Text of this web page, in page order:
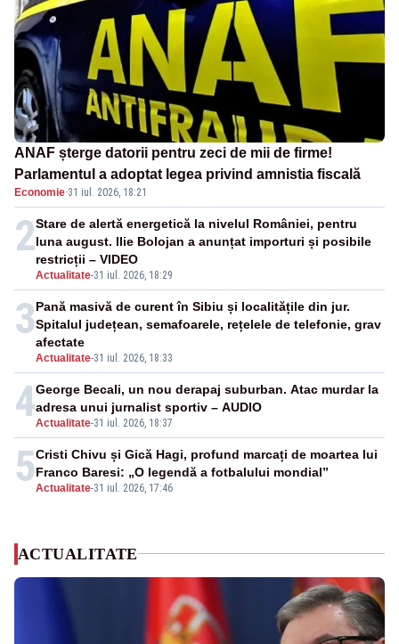
ANAF șterge datorii pentru zeci de mii de firme!
Parlamentul a adoptat legea privind amnistia fiscală
Economie·31 iul. 2026, 18:21
2
Actualitate-31 iul. 2026, 18:29
Stare de alertă energetică la nivelul României, pentru
luna august. Ilie Bolojan a anunțat importuri și posibile
restricții – VIDEO
3
Actualitate-31 iul. 2026, 18:33
Pană masivă de curent în Sibiu și localitățile din jur.
Spitalul județean, semafoarele, rețelele de telefonie, grav
afectate
4Actualitate-31 iul. 2026, 18:37
George Becali, un nou derapaj suburban. Atac murdar la
adresa unui jurnalist sportiv – AUDIO
5Actualitate-31 iul. 2026, 17:46
Cristi Chivu și Gică Hagi, profund marcați de moartea lui
Franco Baresi: „O legendă a fotbalului mondial”
ACTUALITATE